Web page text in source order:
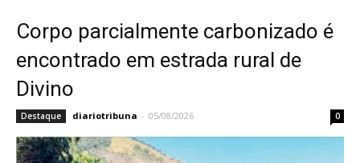
Corpo parcialmente carbonizado é
encontrado em estrada rural de
Divino
Destaque diariotribuna - 05/08/2026 0